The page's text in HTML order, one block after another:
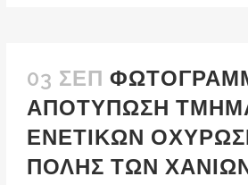
03 ΣΕΠ
ΑΠΟΤΎΠΩΣΗ
ΕΝΕΤΙΚΏΝ
ΠΌΛΗΣ ΤΩΝ